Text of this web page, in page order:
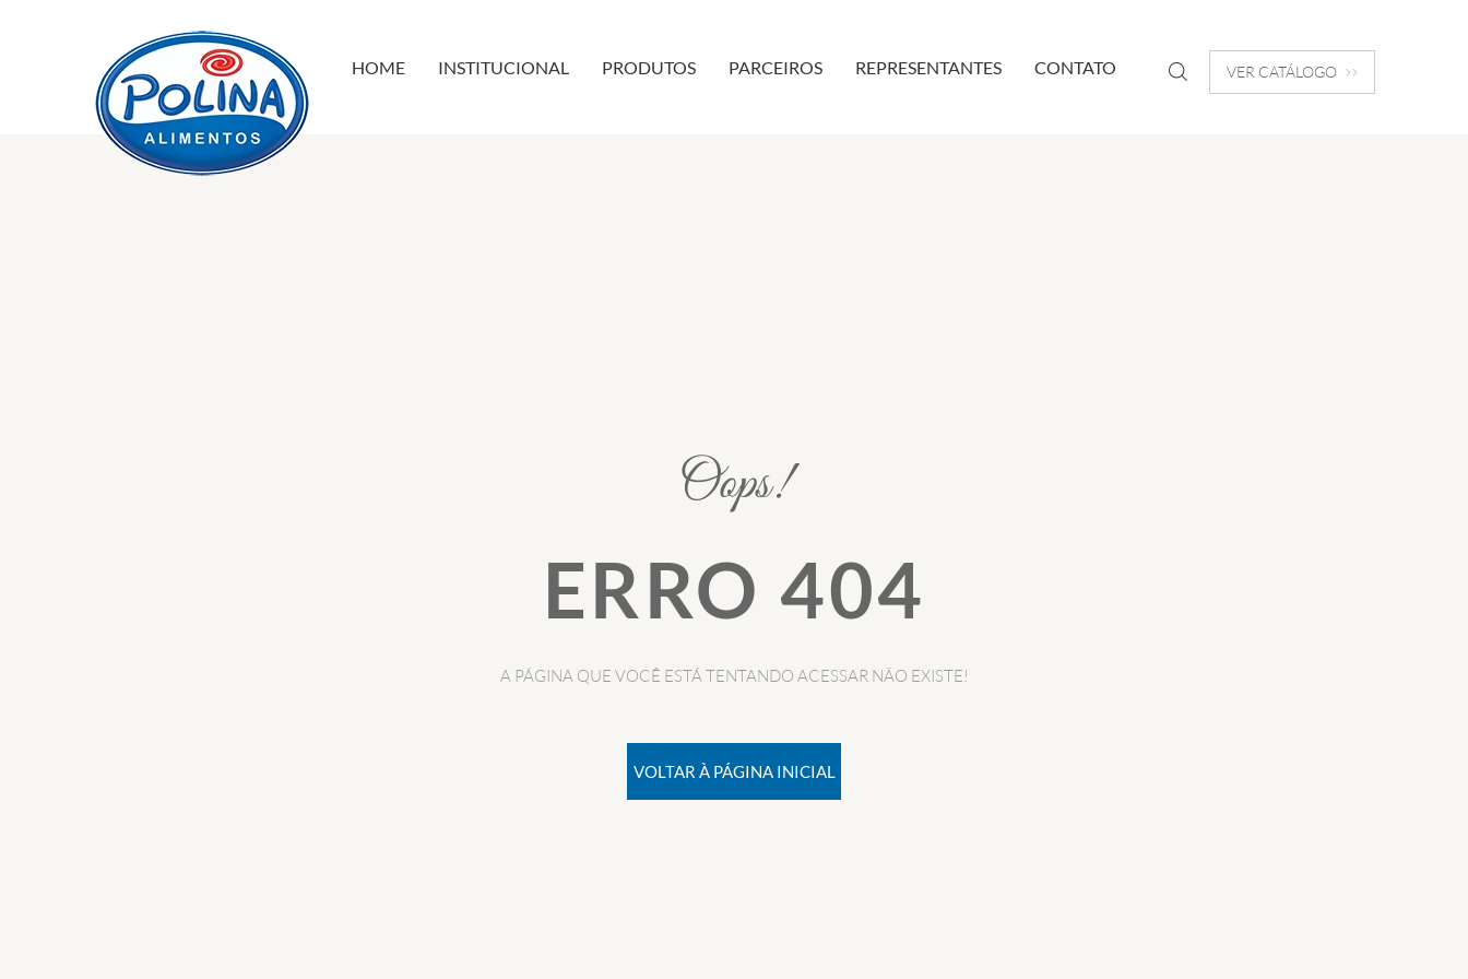
HOME INSTITUCIONAL PRODUTOS PARCEIROS REPRESENTANTES CONTATO VER CATÁLOGO
Oops!
ERRO 404
A PÁGINA QUE VOCÊ ESTÁ TENTANDO ACESSAR NÃO EXISTE!
VOLTAR À PÁGINA INICIAL